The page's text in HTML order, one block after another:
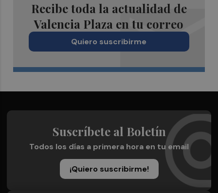
Recibe toda la actualidad de
Valencia Plaza en tu correo
Quiero suscribirme
Suscríbete al Boletín
Todos los días a primera hora en tu email
¡Quiero suscribirme!